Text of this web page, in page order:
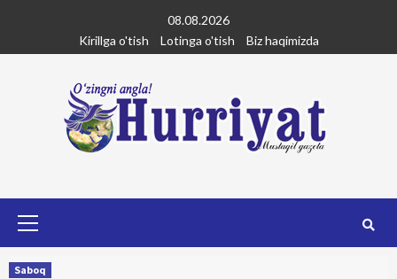
content
08.08.2026
Kirillga o'tish
Lotinga o'tish Biz haqimizda
Saboq